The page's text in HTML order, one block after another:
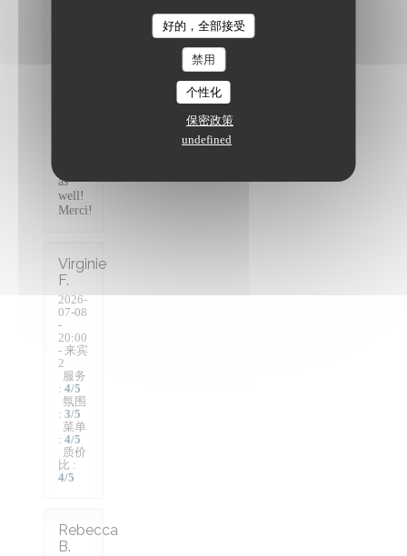
好的，全部接受
禁用
个性化
保密政策
undefined
as
well!
Merci!
Virginie
F
2026-
07-08
-
20:00
- 来宾
2
服务
: 4/5
氛围
: 3/5
菜单
: 4/5
质价
比 :
4/5
Rebecca
B
The Friendly Kitchen